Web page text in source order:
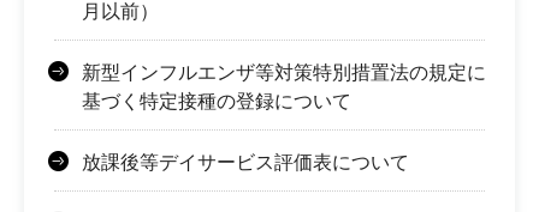
月以前）
新型インフルエンザ等対策特別措置法の規定に
基づく特定接種の登録について
放課後等デイサービス評価表について